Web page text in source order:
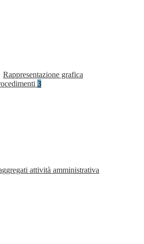
Rappresentazione grafica
3
attività amministrativa